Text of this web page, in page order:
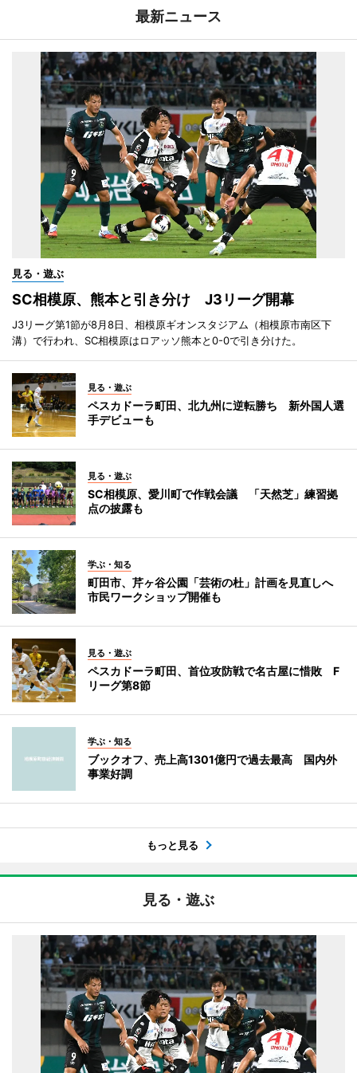
最新ニュース
見る・遊ぶ
SC相模原、熊本と引き分け J3リーグ開幕
J3リーグ第1節が8月8日、相模原ギオンスタジアム（相模原市南区下
溝）で行われ、SC相模原はロアッソ熊本と0-0で引き分けた。
見る・遊ぶ
ペスカドーラ町田、北九州に逆転勝ち 新外国人選
手デビューも
見る・遊ぶ
SC相模原、愛川町で作戦会議 「天然芝」練習拠
点の披露も
学ぶ・知る
町田市、芹ヶ谷公園「芸術の杜」計画を見直しへ
市民ワークショップ開催も
見る・遊ぶ
ペスカドーラ町田、首位攻防戦で名古屋に惜敗 F
リーグ第8節
学ぶ・知る
ブックオフ、売上高1301億円で過去最高 国内外
事業好調
もっと見る
見る・遊ぶ